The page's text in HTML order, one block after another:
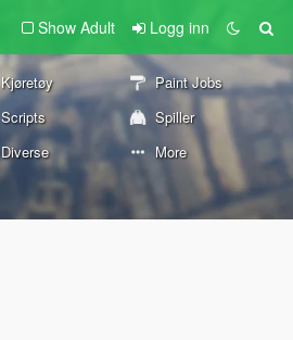
Show Adult Logg inn
Kjøretøy
Paint Jobs
Scripts
Spiller
Diverse More